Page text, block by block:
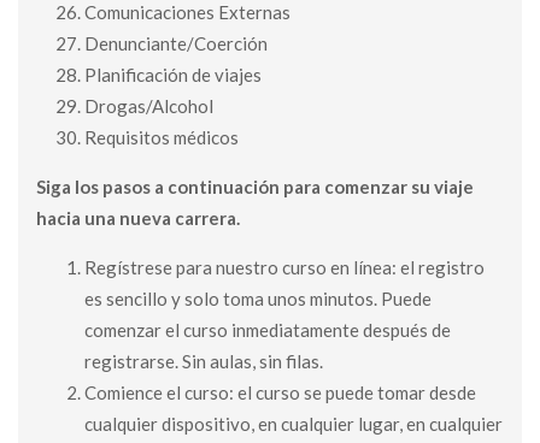
Comunicaciones Externas
Denunciante/Coerción
Planificación de viajes
Drogas/Alcohol
Requisitos médicos
Siga los pasos a continuación para comenzar su viaje
hacia una nueva carrera.
Regístrese para nuestro curso en línea: el registro
es sencillo y solo toma unos minutos. Puede
comenzar el curso inmediatamente después de
registrarse. Sin aulas, sin filas.
Comience el curso: el curso se puede tomar desde
cualquier dispositivo, en cualquier lugar, en cualquier